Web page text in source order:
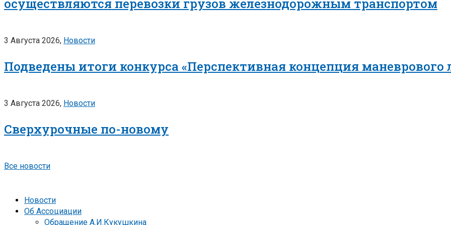
осуществляются перевозки грузов железнодорожным транспортом
3 Августа 2026, Новости
Подведены итоги конкурса «Перспективная концепция маневрового
3 Августа 2026, Новости
Сверхурочные по-новому
Все новости
Новости
Об Ассоциации
Обращение А.И.Кукушкина